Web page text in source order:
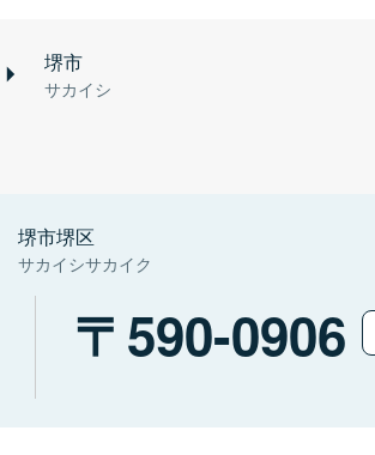
堺市
サカイシ
堺市堺区
サカイシサカイク
590-0906